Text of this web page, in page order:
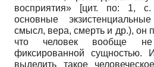
восприятия» [цит. по: 1, с.
основные
смысл, вера, смерть и др.), он
что человек вообще не
фиксированной сущностью.
выделить такое